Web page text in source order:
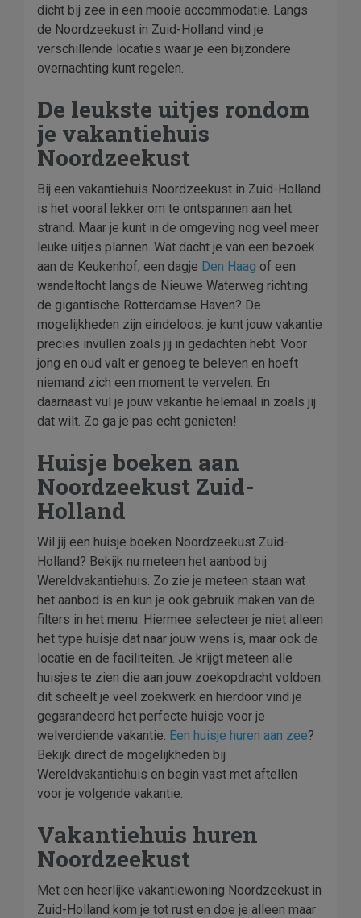
dicht bij zee in een mooie accommodatie. Langs
de Noordzeekust in Zuid-Holland vind je
verschillende locaties waar je een bijzondere
overnachting kunt regelen.
De leukste uitjes rondom
je vakantiehuis
Noordzeekust
Bij een vakantiehuis Noordzeekust in Zuid-Holland
is het vooral lekker om te ontspannen aan het
strand. Maar je kunt in de omgeving nog veel meer
leuke uitjes plannen. Wat dacht je van een bezoek
aan de Keukenhof, een dagje Den Haag of een
wandeltocht langs de Nieuwe Waterweg richting
de gigantische Rotterdamse Haven? De
mogelijkheden zijn eindeloos: je kunt jouw vakantie
precies invullen zoals jij in gedachten hebt. Voor
jong en oud valt er genoeg te beleven en hoeft
niemand zich een moment te vervelen. En
daarnaast vul je jouw vakantie helemaal in zoals jij
dat wilt. Zo ga je pas echt genieten!
Huisje boeken aan
Noordzeekust Zuid-
Holland
Wil jij een huisje boeken Noordzeekust Zuid-
Holland? Bekijk nu meteen het aanbod bij
Wereldvakantiehuis. Zo zie je meteen staan wat
het aanbod is en kun je ook gebruik maken van de
filters in het menu. Hiermee selecteer je niet alleen
het type huisje dat naar jouw wens is, maar ook de
locatie en de faciliteiten. Je krijgt meteen alle
huisjes te zien die aan jouw zoekopdracht voldoen:
dit scheelt je veel zoekwerk en hierdoor vind je
gegarandeerd het perfecte huisje voor je
welverdiende vakantie. Een huisje huren aan zee?
Bekijk direct de mogelijkheden bij
Wereldvakantiehuis en begin vast met aftellen
voor je volgende vakantie.
Vakantiehuis huren
Noordzeekust
Met een heerlijke vakantiewoning Noordzeekust in
Zuid-Holland kom je tot rust en doe je alleen maar